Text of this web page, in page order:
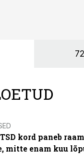
kord paneb
mitte enam kuu